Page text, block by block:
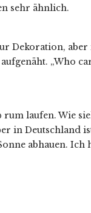
sehr ähnlich.
Dekoration, aber
„Who
laufen. Wie
in Deutschland
abhauen. Ich